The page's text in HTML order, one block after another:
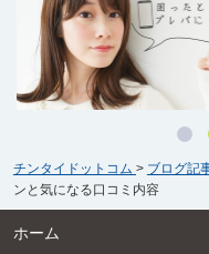
チンタイドットコム > ブログ記
ンと気になる口コミ内容
ホーム